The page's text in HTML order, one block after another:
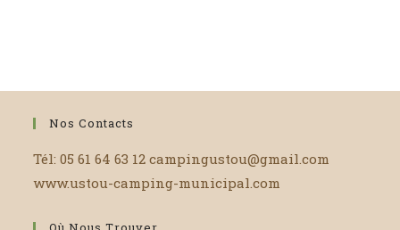
Nos Contacts
Tél: 05 61 64 63 12 campingustou@gmail.com
www.ustou-camping-municipal.com